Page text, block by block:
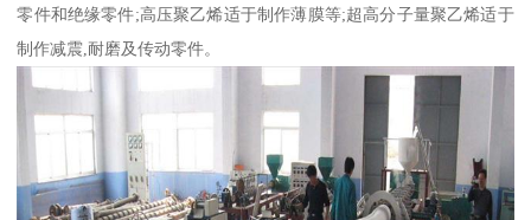
零件和绝缘零件;高压聚乙烯适于制作薄膜等;超高分子量聚乙烯适于
制作减震,耐磨及传动零件。